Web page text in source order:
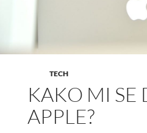
TECH
KAKO MI
APPLE?